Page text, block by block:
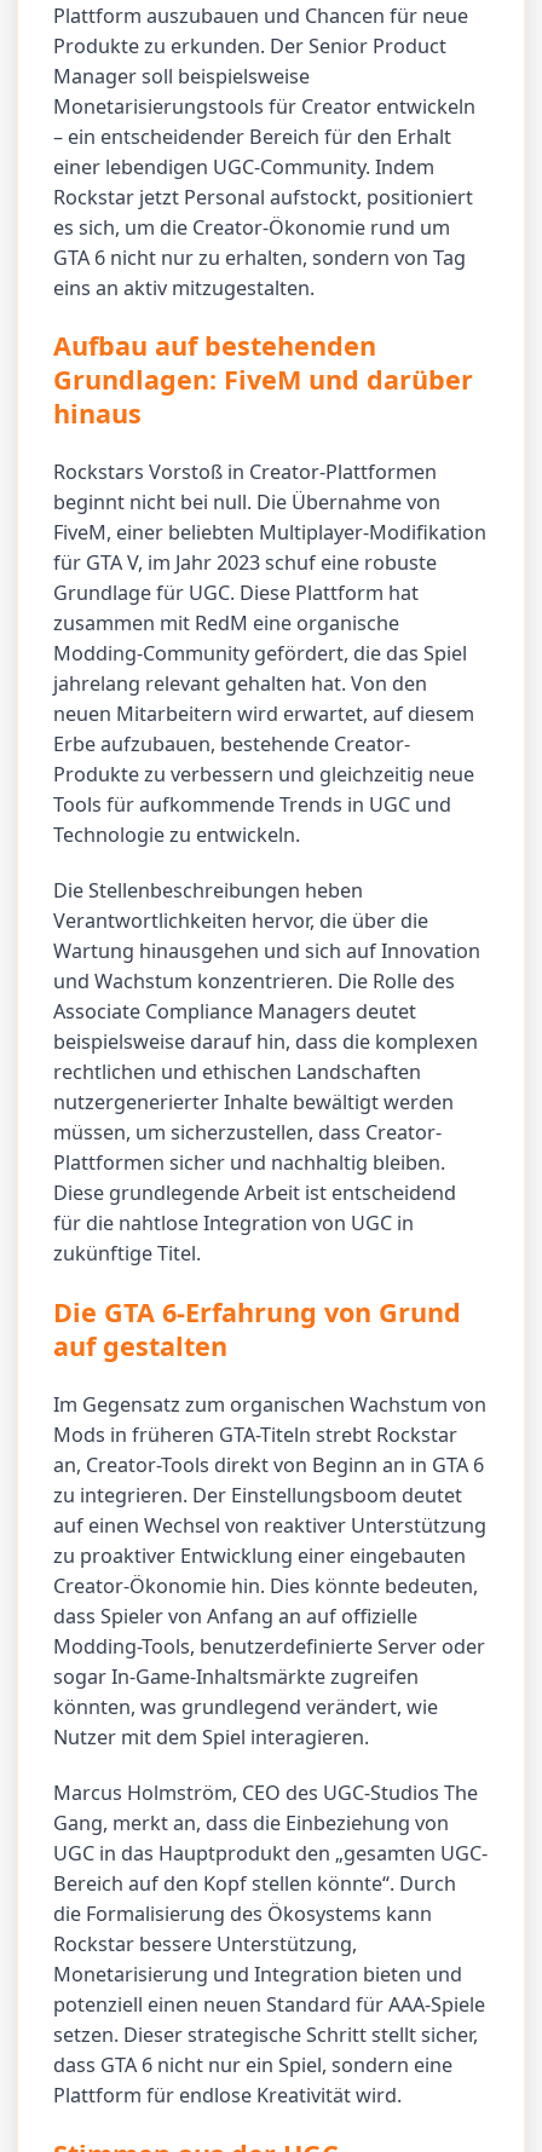
Plattform auszubauen und Chancen für neue
Produkte zu erkunden. Der Senior Product
Manager soll beispielsweise
Monetarisierungstools für Creator entwickeln
– ein entscheidender Bereich für den Erhalt
einer lebendigen UGC-Community. Indem
Rockstar jetzt Personal aufstockt, positioniert
es sich, um die Creator-Ökonomie rund um
GTA 6 nicht nur zu erhalten, sondern von Tag
eins an aktiv mitzugestalten.
Aufbau auf bestehenden
Grundlagen: FiveM und darüber
hinaus
Rockstars Vorstoß in Creator-Plattformen
beginnt nicht bei null. Die Übernahme von
FiveM, einer beliebten Multiplayer-Modifikation
für GTA V, im Jahr 2023 schuf eine robuste
Grundlage für UGC. Diese Plattform hat
zusammen mit RedM eine organische
Modding-Community gefördert, die das Spiel
jahrelang relevant gehalten hat. Von den
neuen Mitarbeitern wird erwartet, auf diesem
Erbe aufzubauen, bestehende Creator-
Produkte zu verbessern und gleichzeitig neue
Tools für aufkommende Trends in UGC und
Technologie zu entwickeln.
Die Stellenbeschreibungen heben
Verantwortlichkeiten hervor, die über die
Wartung hinausgehen und sich auf Innovation
und Wachstum konzentrieren. Die Rolle des
Associate Compliance Managers deutet
beispielsweise darauf hin, dass die komplexen
rechtlichen und ethischen Landschaften
nutzergenerierter Inhalte bewältigt werden
müssen, um sicherzustellen, dass Creator-
Plattformen sicher und nachhaltig bleiben.
Diese grundlegende Arbeit ist entscheidend
für die nahtlose Integration von UGC in
zukünftige Titel.
Die GTA 6-Erfahrung von Grund
auf gestalten
Im Gegensatz zum organischen Wachstum von
Mods in früheren GTA-Titeln strebt Rockstar
an, Creator-Tools direkt von Beginn an in GTA 6
zu integrieren. Der Einstellungsboom deutet
auf einen Wechsel von reaktiver Unterstützung
zu proaktiver Entwicklung einer eingebauten
Creator-Ökonomie hin. Dies könnte bedeuten,
dass Spieler von Anfang an auf offizielle
Modding-Tools, benutzerdefinierte Server oder
sogar In-Game-Inhaltsmärkte zugreifen
könnten, was grundlegend verändert, wie
Nutzer mit dem Spiel interagieren.
Marcus Holmström, CEO des UGC-Studios The
Gang, merkt an, dass die Einbeziehung von
UGC in das Hauptprodukt den „gesamten UGC-
Bereich auf den Kopf stellen könnte“. Durch
die Formalisierung des Ökosystems kann
Rockstar bessere Unterstützung,
Monetarisierung und Integration bieten und
potenziell einen neuen Standard für AAA-Spiele
setzen. Dieser strategische Schritt stellt sicher,
dass GTA 6 nicht nur ein Spiel, sondern eine
Plattform für endlose Kreativität wird.